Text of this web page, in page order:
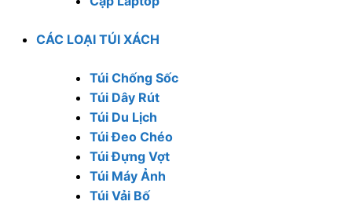
CÁC LOẠI TÚI XÁCH
Túi Chống Sốc
Túi Dây Rút
Túi Du Lịch
Túi Đeo Chéo
Túi Đựng Vợt
Túi Máy Ảnh
Túi Vải Bố